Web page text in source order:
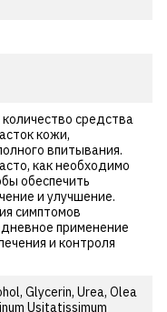
средства
кожи,
впитывания.
как необходимо
обеспечить
и улучшение.
симптомов
применение
и контроля
Glycerin, Urea, Olea
Usitatissimum